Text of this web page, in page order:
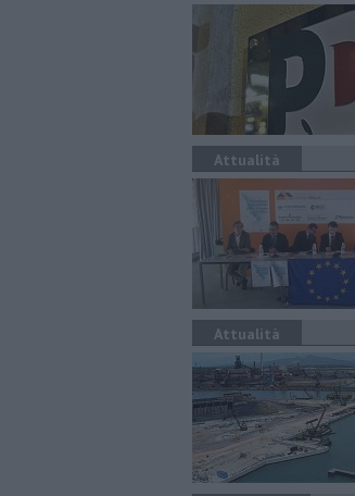
Attualità
Attualità